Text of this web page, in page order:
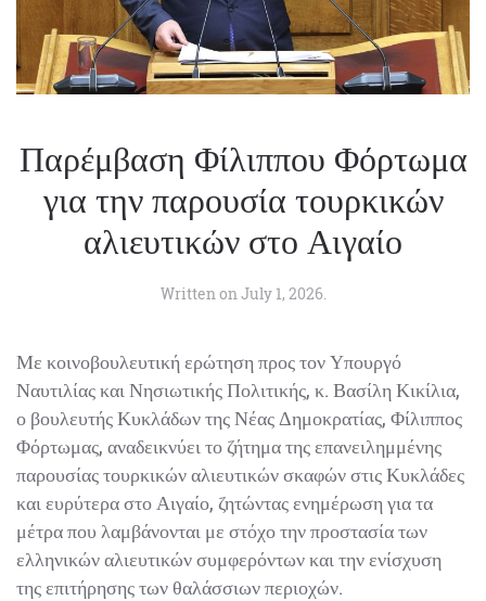
Παρέμβαση Φίλιππου Φόρτωμα
για την παρουσία τουρκικών
αλιευτικών στο Αιγαίο
Written on July 1, 2026
Με κοινοβουλευτική ερώτηση προς τον Υπουργό
Ναυτιλίας και Νησιωτικής Πολιτικής, κ. Βασίλη Κικίλια,
ο βουλευτής Κυκλάδων της Νέας Δημοκρατίας, Φίλιππος
Φόρτωμας, αναδεικνύει το ζήτημα της επανειλημμένης
παρουσίας τουρκικών αλιευτικών σκαφών στις Κυκλάδες
και ευρύτερα στο Αιγαίο, ζητώντας ενημέρωση για τα
μέτρα που λαμβάνονται με στόχο την προστασία των
ελληνικών αλιευτικών συμφερόντων και την ενίσχυση
της επιτήρησης των θαλάσσιων περιοχών.